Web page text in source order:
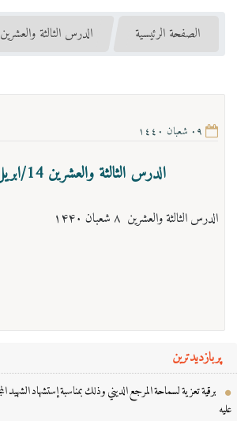
الصفحة الرئيسية الدرس الثالثة والعشرين 14/ابريل/2019
٠٩ شعبان ١٤٤٠
الدرس الثالثة والعشرين 14/ابريل/2019
الدرس الثالثة والعشرين ۸ شعبان ۱۴۴۰
پربازدیدترین
برقية تعزية لسماحة المرجع الديني وذلك بمناسبة إستشهاد الشهيد